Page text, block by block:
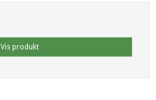
Vis produkt